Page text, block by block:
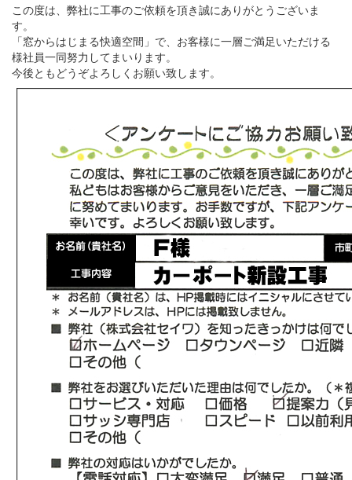
この度は、弊社に工事のご依頼を頂き誠にありがとうございま
す。
「窓からはじまる快適空間」で、お客様に一層ご満足いただける
様社員一同努力してまいります。
今後ともどうぞよろしくお願い致します。